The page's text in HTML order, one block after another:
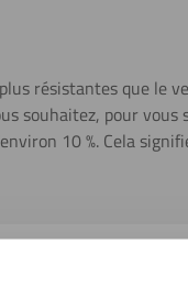
résistantes que le
souhaitez, pour
10 %. Cela